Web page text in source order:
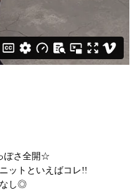
ぽさ全開☆
ットといえばコレ!!
なし◎